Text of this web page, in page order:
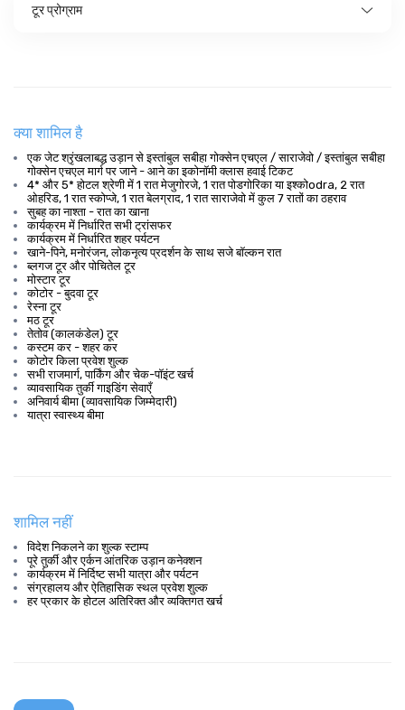
टूर प्रोग्राम
क्या शामिल है
एक जेट श्रृंखलाबद्ध उड़ान से इस्तांबुल सबीहा गोक्सेन एचएल / साराजेवो / इस्तांबुल सबीहा
गोक्सेन एचएल मार्ग पर जाने - आने का इकोनॉमी क्लास हवाई टिकट
4* और 5* होटल श्रेणी में 1 रात मेजुगोरजे, 1 रात पोडगोरिका या इश्कोodra, 2 रात
ओहरिड, 1 रात स्कोप्जे, 1 रात बेलग्राद, 1 रात साराजेवो में कुल 7 रातों का ठहराव
सुबह का नाश्ता - रात का खाना
कार्यक्रम में निर्धारित सभी ट्रांसफर
कार्यक्रम में निर्धारित शहर पर्यटन
खाने-पिने, मनोरंजन, लोकनृत्य प्रदर्शन के साथ सजे बॉल्कन रात
ब्लगज टूर और पोचितेल टूर
मोस्टार टूर
कोटोर - बुदवा टूर
रेस्ना टूर
मठ टूर
तेतोव (कालकंडेल) टूर
कस्टम कर - शहर कर
कोटोर किला प्रवेश शुल्क
सभी राजमार्ग, पार्किंग और चेक-पॉइंट खर्च
व्यावसायिक तुर्की गाइडिंग सेवाएँ
अनिवार्य बीमा (व्यावसायिक जिम्मेदारी)
यात्रा स्वास्थ्य बीमा
शामिल नहीं
विदेश निकलने का शुल्क स्टाम्प
पूरे तुर्की और एर्कन आंतरिक उड़ान कनेक्शन
कार्यक्रम में निर्दिष्ट सभी यात्रा और पर्यटन
संग्रहालय और ऐतिहासिक स्थल प्रवेश शुल्क
हर प्रकार के होटल अतिरिक्त और व्यक्तिगत खर्च